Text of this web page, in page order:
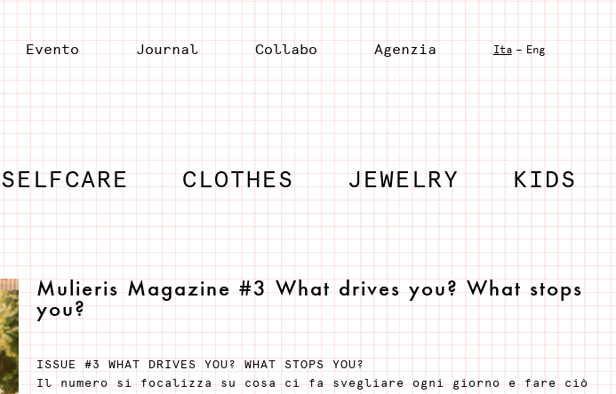
Evento Journal Collabo Agenzia Ita - Eng
SELFCARE CLOTHES JEWELRY KIDS
Mulieris Magazine #3 What drives you? What stops
you?
ISSUE #3 WHAT DRIVES YOU? WHAT STOPS YOU?
Il numero si focalizza su cosa ci fa svegliare ogni giorno e fare ciò